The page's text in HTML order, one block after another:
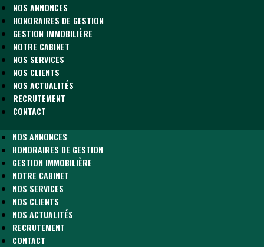
NOS ANNONCES
HONORAIRES DE GESTION
GESTION IMMOBILIÈRE
NOTRE CABINET
NOS SERVICES
NOS CLIENTS
NOS ACTUALITÉS
RECRUTEMENT
CONTACT
NOS ANNONCES
HONORAIRES DE GESTION
GESTION IMMOBILIÈRE
NOTRE CABINET
NOS SERVICES
NOS CLIENTS
NOS ACTUALITÉS
RECRUTEMENT
CONTACT